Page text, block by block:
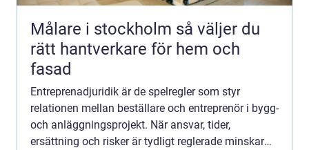
Målare i stockholm så väljer du
rätt hantverkare för hem och
fasad
Entreprenadjuridik är de spelregler som styr
relationen mellan beställare och entreprenör i bygg-
och anläggningsprojekt. När ansvar, tider,
ersättning och risker är tydligt reglerade minskar